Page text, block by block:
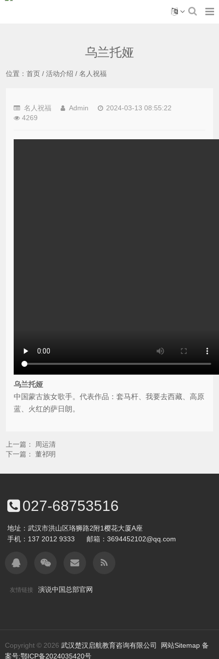
乌兰托娅
位置： 首页 / 活动介绍 / 名人祝福
名人祝福 Admin
2024-03-13 08:55:22
4269
乌兰托娅
中国蒙古族女歌手。代表作品：套马杆、我要去西藏、高原
蓝、火红的萨日朗。
上一篇：
周运清
下一篇： 董祁明
027-68753516
地址：武汉市洪山区珞狮路2附1樱花大厦A座
手机： 137 2012 9333 邮箱： 3694452102@qq.com
友情链接 演说中国总部官网
Copyright © 2026 武汉楚汉启航教育咨询有限公司 网站Sitemap 备
案号:鄂ICP备2024035420号